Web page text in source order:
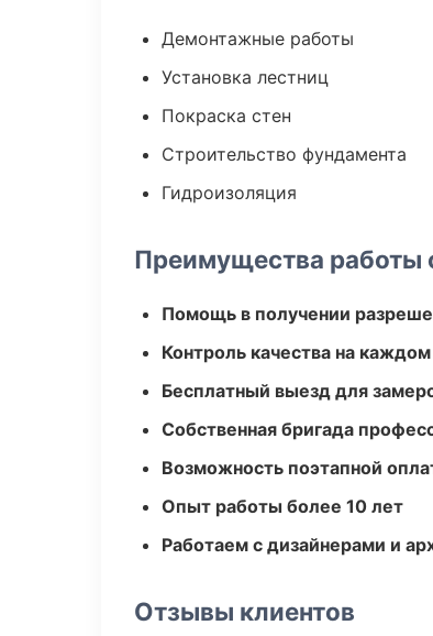
Демонтажные работы
Установка лестниц
Покраска стен
Строительство фундамента
Гидроизоляция
Преимущества работы
Помощь в получении
Контроль качества на
Бесплатный выезд для
Собственная бригада
Возможность поэтапной
Опыт работы более 10 лет
Работаем с дизайнерами и
Отзывы клиентов